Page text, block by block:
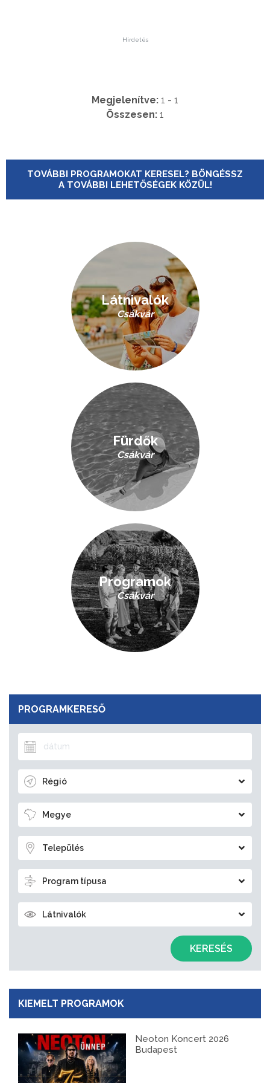
PROGRAMKERESŐ
Régió
Megye
Település
Program típusa
Látnivalók
KERESÉS
KIEMELT PROGRAMOK
Neoton Koncert 2026
Budapest
Hirdetés
Megjelenítve: 1 - 1
Összesen: 1
TOVÁBBI PROGRAMOKAT KERESEL? BÖNGÉSSZ
A TOVÁBBI LEHETŐSÉGEK KÖZÜL!
Látnivalók
Csákvár
Fürdők
Csákvár
Programok
Csákvár